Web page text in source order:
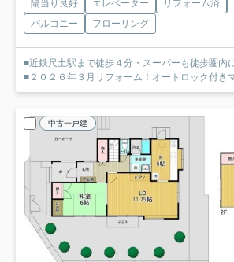
陽当り良好 エレベーター リフォーム済
バルコニー
フローリング
■近鉄尺土駅まで徒歩４分・スーパーも徒歩圏内
■２０２６年３月リフォーム！オートロック付き
中古一戸建